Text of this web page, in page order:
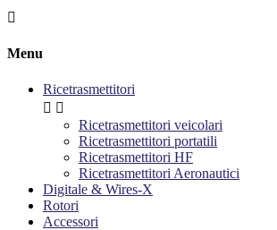

Menu
Ricetrasmettitori
 
Ricetrasmettitori veicolari
Ricetrasmettitori portatili
Ricetrasmettitori HF
Ricetrasmettitori Aeronautici
Digitale & Wires-X
Rotori
Accessori